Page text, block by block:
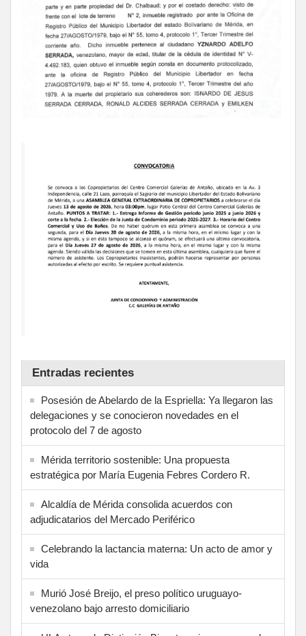
Entradas recientes
Posesión de Abelardo de la Espriella: Ya llegaron las
delegaciones y se conocieron novedades en el
protocolo del 7 de agosto
Mérida territorio sostenible: Una propuesta
estratégica por María Eugenia Febres Cordero R.
Alcaldía de Mérida consolida acuerdos con
adjudicatarios del Mercado Periférico
Celebrando la lactancia materna: Un acto de amor y
vida
Murió José Breijo, el preso político uruguayo-
venezolano bajo arresto domiciliario